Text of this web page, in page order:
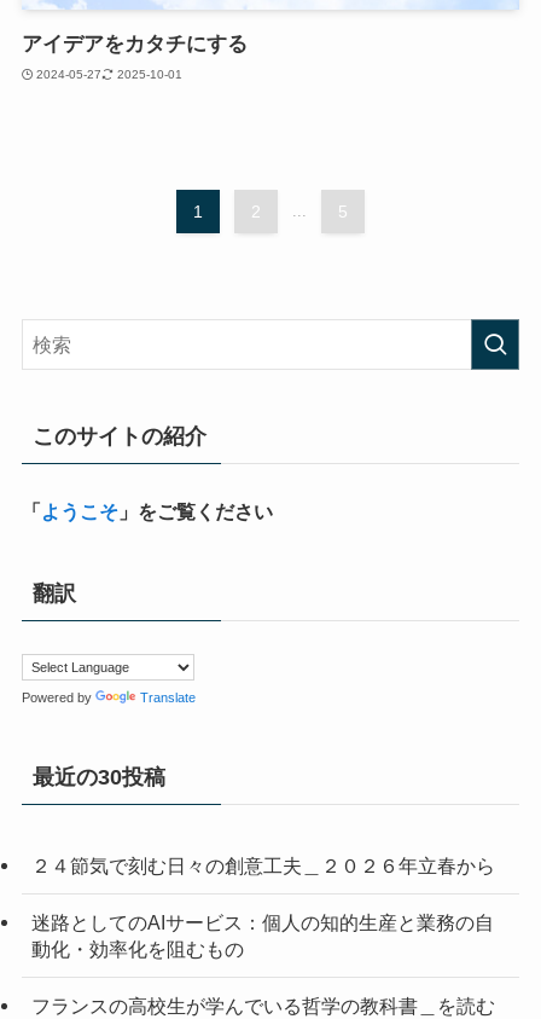
アイデアをカタチにする
2024-05-27 2025-10-01
1 2 ... 5
このサイトの紹介
「ようこそ」をご覧ください
翻訳
Powered by Translate
最近の30投稿
２４節気で刻む日々の創意工夫＿２０２６年立春から
迷路としてのAIサービス：個人の知的生産と業務の自
動化・効率化を阻むもの
フランスの高校生が学んでいる哲学の教科書＿を読む